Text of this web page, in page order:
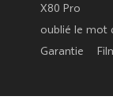
X80 Pro
oublié le mot
Garantie